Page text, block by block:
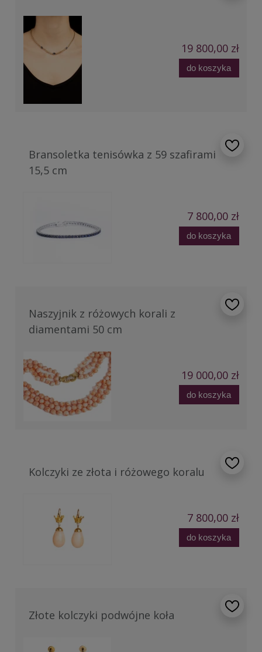
19 800,00 zł
do koszyka
Bransoletka tenisówka z 59 szafirami
15,5 cm
7 800,00 zł
do koszyka
Naszyjnik z różowych korali z
diamentami 50 cm
19 000,00 zł
do koszyka
Kolczyki ze złota i różowego koralu
7 800,00 zł
do koszyka
Złote kolczyki podwójne koła